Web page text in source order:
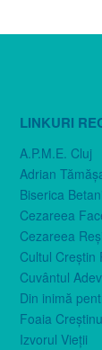
LINKURI
A.P.M.E. Cluj
Adrian
Biserica
Cezareea
Cezareea
Cultul Creştin
Cuvântul
Din inimă
Foaia
Izvorul Vieţii